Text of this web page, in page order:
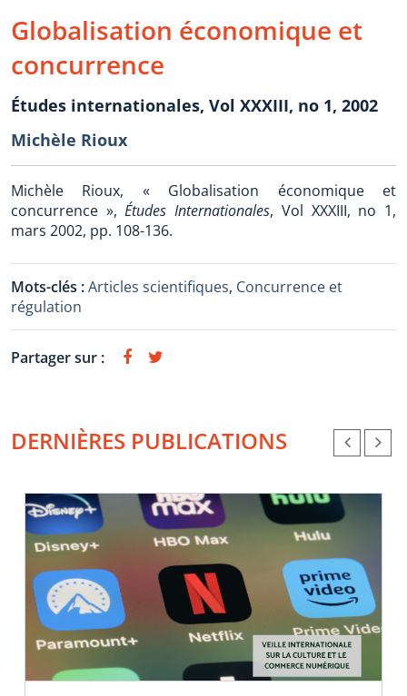
Globalisation économique et
concurrence
Études internationales, Vol XXXIII, no 1, 2002
Michèle Rioux
Michèle Rioux, « Globalisation économique et
concurrence »,Études Internationales, Vol XXXIII, no 1,
mars 2002, pp. 108-136.
Mots-clés :Articles scientifiques, Concurrence et
régulation
Partager sur :
DERNIÈRES PUBLICATIONS